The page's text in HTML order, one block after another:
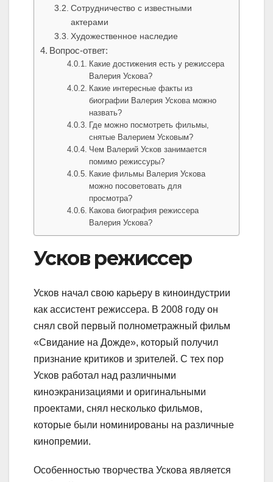
Сотрудничество с известными
актерами
Художественное наследие
Вопрос-ответ:
Какие достижения есть у режиссера
Валерия Ускова?
Какие интересные факты из
биографии Валерия Ускова можно
назвать?
Где можно посмотреть фильмы,
снятые Валерием Усковым?
Чем Валерий Усков занимается
помимо режиссуры?
Какие фильмы Валерия Ускова
можно посоветовать для
просмотра?
Какова биография режиссера
Валерия Ускова?
Усков режиссер
Усков начал свою карьеру в киноиндустрии
как ассистент режиссера. В 2008 году он
снял свой первый полнометражный фильм
«Свидание на Дожде», который получил
признание критиков и зрителей. С тех пор
Усков работал над различными
киноэкранизациями и оригинальными
проектами, снял несколько фильмов,
которые были номинированы на различные
кинопремии.
Особенностью творчества Ускова является